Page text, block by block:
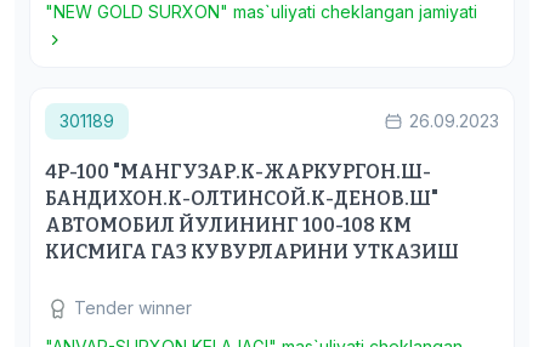
"NEW GOLD SURXON" mas`uliyati cheklangan jamiyati
301189 26.09.2023
4Р-100 "МАНГУЗАР.К-ЖАРКУРГОН.Ш-
БАНДИХОН.К-ОЛТИНСОЙ.К-ДЕНОВ.Ш"
АВТОМОБИЛ ЙУЛИНИНГ 100-108 КМ
КИСМИГА ГАЗ КУВУРЛАРИНИ УТКАЗИШ
Tender winner